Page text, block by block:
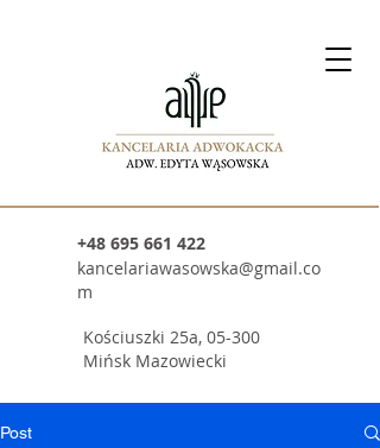
kancelariawasowska@gmail.co
m
+48 695 661 422
Kościuszki 25a, 05-300
Mińsk Mazowiecki
Post